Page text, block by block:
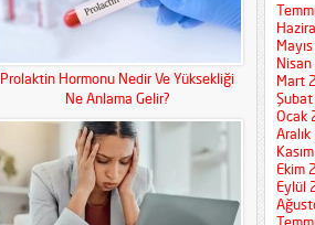
Prolaktin Hormonu Nedir Ve Yüksekliği
Ne Anlama Gelir?
Mart
Ocak
Ekim
Eylül